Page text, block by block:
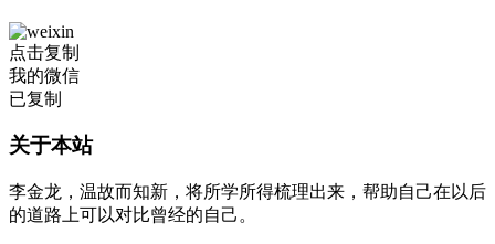
点击复制
我的微信
已复制
关于本站
李金龙，温故而知新，将所学所得梳理出来，帮助自己在以后
的道路上可以对比曾经的自己。